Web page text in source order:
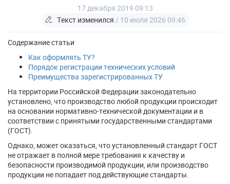
17 декабря 2019 09:13
Текст изменился / 10 июля 2026 09:46
Содержание статьи
Как оформлять ТУ?
Порядок регистрации технических условий
Преимущества зарегистрированных ТУ
На территории Российской Федерации законодательно
установлено, что производство любой продукции происходит
на основании нормативно-технической документации и в
соответствии с принятыми государственными стандартами
(ГОСТ).
Однако, может оказаться, что установленный стандарт ГОСТ
не отражает в полной мере требования к качеству и
безопасности производимой продукции, или производство
продукции не попадает под действующие стандарты.